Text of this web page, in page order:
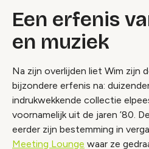
Een erfenis
en muziek
Na zijn overlijden liet Wim zijn
bijzondere erfenis na:
indrukwekkende collectie
voornamelijk uit de jaren ’80.
eerder zijn bestemming in
Meeting Lounge waar ze